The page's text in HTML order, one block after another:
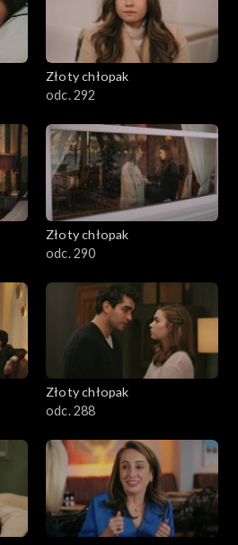
Złoty chłopak
odc. 292
Złoty chłopak
odc. 290
Złoty chłopak
odc. 288